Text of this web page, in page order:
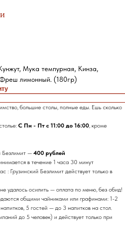
Мука темпурная, Кинза,
лимонный. (180гр)
большие столы, полные еды. Ешь сколько
С Пн - Пт с 11:00 до 16:00, кроме
Безлимит — 400 рублей
в течение 1 часа 30 минут
: Грузинский Безлимит действует только в
удалось осилить — оплата по меню, без обид!
общими чайниками или графинами: 1-2
5 гостей — до 3 напитков на стол.
до 5 человек) и действует только при